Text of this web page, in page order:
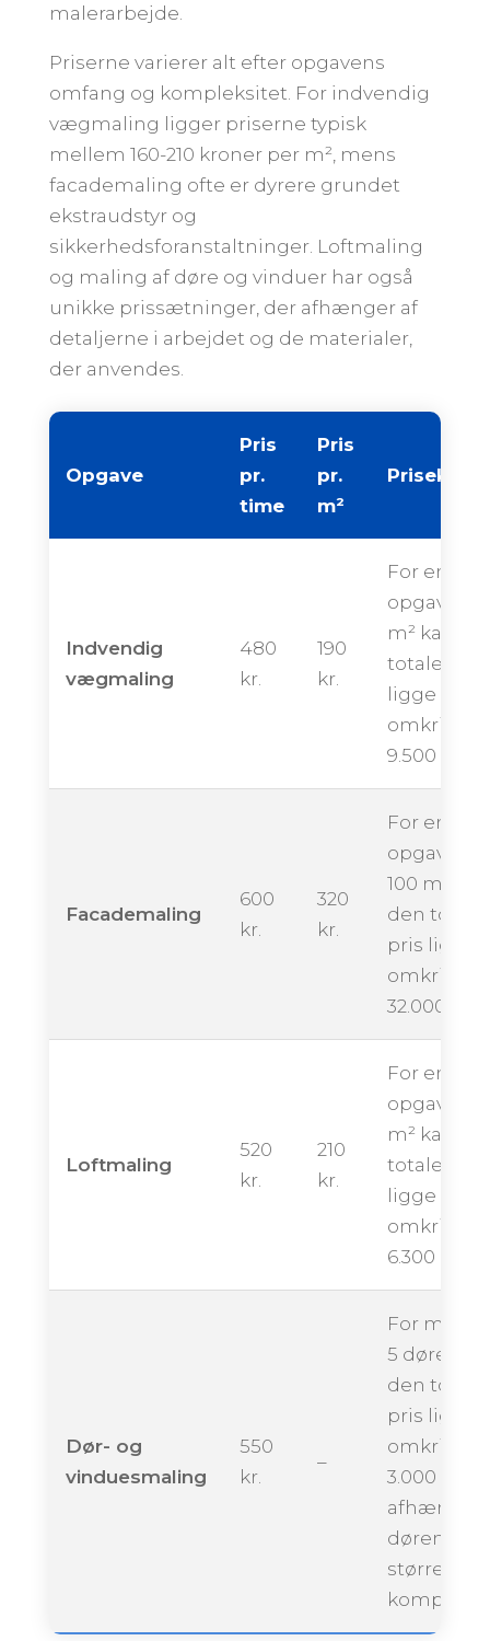
malerarbejde.
Priserne varierer alt efter opgavens
omfang og kompleksitet. For indvendig
vægmaling ligger priserne typisk
mellem 160-210 kroner per m², mens
facademaling ofte er dyrere grundet
ekstraudstyr og
sikkerhedsforanstaltninger. Loftmaling
og maling af døre og vinduer har også
unikke prissætninger, der afhænger af
detaljerne i arbejdet og de materialer,
der anvendes.
Opgave
Pris
pr.
time
Pris
pr.
m²
Indvendig
vægmaling
480
kr.
190
kr.
For en
opgave på
m² kan
totale pris
ligge
omkring
9.500
Facademaling
600
kr.
320
kr.
For en
opgave på
100 m² kan
den totale
pris ligge
omkring
32.000
Loftmaling
520
kr.
210
kr.
For en
opgave på
m² kan
totale pris
ligge
omkring
6.300
Dør- og
vinduesmaling
550
kr.
–
For
5 døre kan
den totale
pris ligge
omkring
3.000
afhængigt
dørenes
størrelse